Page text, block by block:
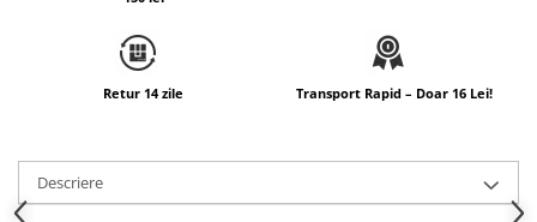
Retur 14 zile Transport Rapid – Doar 16 Lei!
Descriere